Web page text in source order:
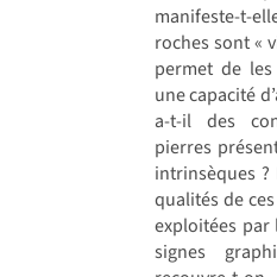
manifeste-t-
roches sont «
permet de
une capacité
a-t-il des
pierres
intrinsèques ?
qualités de
exploitées par
signes